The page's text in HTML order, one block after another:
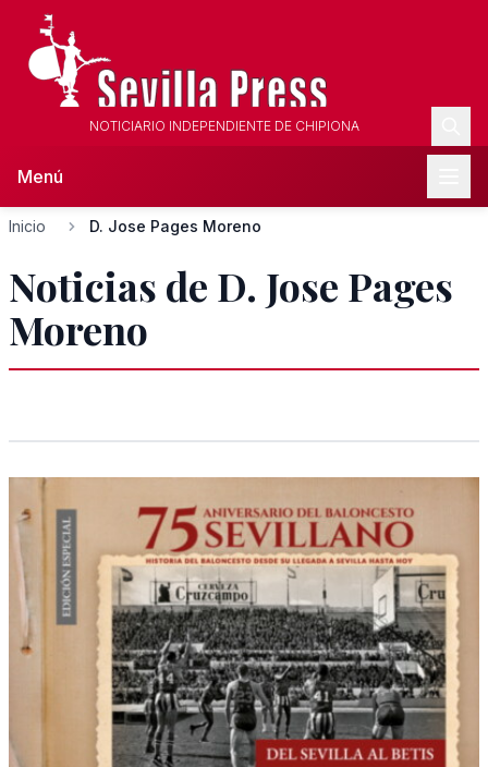
NOTICIARIO INDEPENDIENTE DE CHIPIONA
Menú
Inicio D. Jose Pages Moreno
Noticias de D. Jose Pages
Moreno